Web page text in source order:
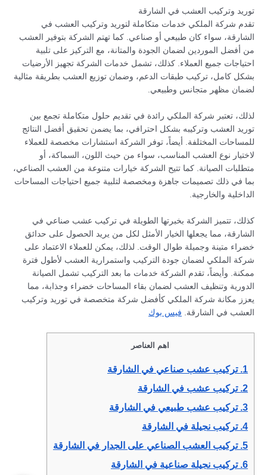
توريد وتركيب العشب في الشارقة
تقدم شركة الملكي خدمات متكاملة لتوريد وتركيب العشب في
الشارقة، سواء كان طبيعي أو صناعي. كما تهتم الشركة بتوفير العشب
من أفضل الموردين لضمان الجودة والمتانة، مع التركيز على تلبية
احتياجات جميع العملاء. كذلك، تشمل خدمات الشركة تجهيز الأرضيات
بشكل كامل، تركيب طبقات الدعم، وضمان توزيع العشب بطريقة مثالية
لضمان مظهر متجانس وطبيعي.
لذلك، تعتبر شركة الملكي رائدة في تقديم حلول متكاملة تجمع بين
توريد العشب وتركيبه بشكل احترافي، بما يضمن تحقيق أفضل النتائج
للمساحات المختلفة. أيضاً، توفر الشركة استشارات مخصصة للعملاء
لاختيار نوع العشب المناسب، سواء من حيث اللون، السماكة، أو
متطلبات الصيانة. كما تتيح الشركة خيارات متنوعة من العشب الصناعي،
بما في ذلك تصميمات جاهزة ومخصصة لتلبية جميع احتياجات المساحات
الداخلية والخارجية.
كذلك، تتميز الشركة بخبرتها الطويلة في تركيب عشب صناعي في
الشارقة، مما يجعلها الخيار الأمثل لكل من يريد الحصول على حدائق
خضراء متينة وجميلة طوال الوقت. لذلك، يمكن للعملاء الاعتماد على
شركة الملكي لضمان جودة التركيب واستمرارية العشب لأطول فترة
ممكنة. وأيضاً، تقدم الشركة خدمات ما بعد التركيب تشمل الصيانة
الدورية وتنظيف العشب لضمان بقاء المساحات خضراء وجذابة، مما
يعزز مكانة شركة الملكي كأفضل شركة متخصصة في توريد وتركيب
العشب في الشارقة. فيس بوك
اهم العناصر
1. تركيب عشب صناعي في الشارقة
2. تركيب عشب في الشارقة
3. تركيب عشب طبيعي في الشارقة
4. تركيب نجيلة في الشارقة
5. تركيب العشب الصناعي على الجدار في الشارقة
6. تركيب نجيلة صناعية في الشارقة